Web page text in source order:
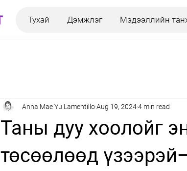
Тухай Дэмжлэг Мэдээллийн
Таны дуу хоолойг
төсөөлөөд
Anna Mae Yu LamentilloAug 19, 20244 min read